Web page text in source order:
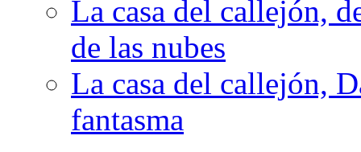
La casa del callejón,
de las nubes
La casa del callejón,
fantasma